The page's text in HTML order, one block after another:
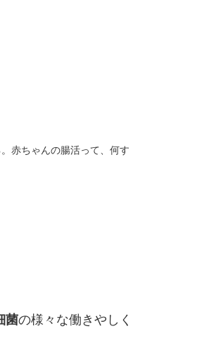
赤ちゃんの腸活って、何す
菌の様々な働きやしく